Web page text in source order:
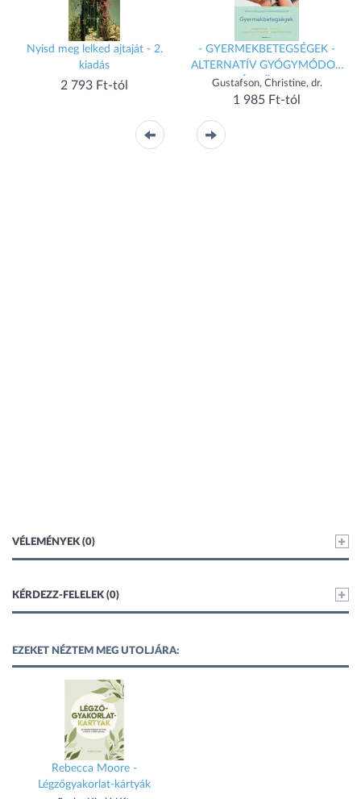
Nyisd meg lelked ajtaját - 2.
kiadás
2 793 Ft-tól
- GYERMEKBETEGSÉGEK -
ALTERNATÍV GYÓGYMÓDOK
KÉZIKÖNYVE
Gustafson, Christine, dr.
1 985 Ft-tól
VÉLEMÉNYEK (0)
KÉRDEZZ-FELELEK (0)
EZEKET NÉZTEM MEG UTOLJÁRA:
Rebecca Moore -
Légzőgyakorlat-kártyák